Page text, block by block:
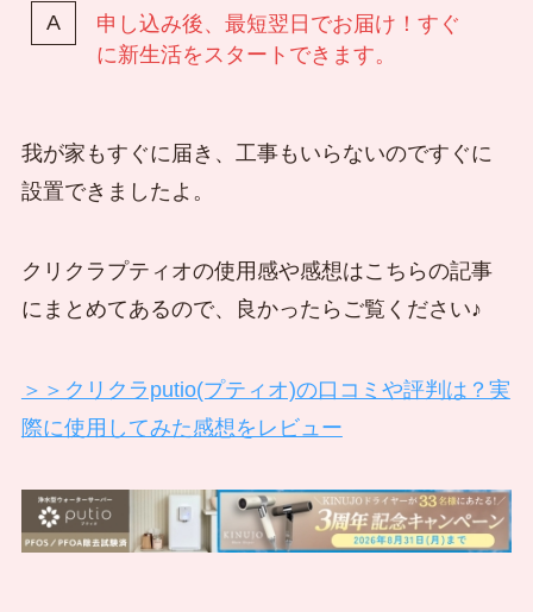
申し込み後、最短翌日でお届け！すぐ
に新生活をスタートできます。
我が家もすぐに届き、工事もいらないのですぐに
設置できましたよ。
クリクラプティオの使用感や感想はこちらの記事
にまとめてあるので、良かったらご覧ください♪
＞＞クリクラputio(プティオ)の口コミや評判は？実
際に使用してみた感想をレビュー